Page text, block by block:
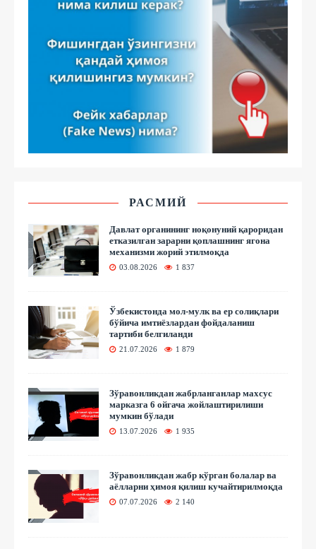
РАСМИЙ
Давлат органининг ноқонуний қароридан
етказилган зарарни қоплашнинг ягона
механизми жорий этилмоқда
03.08.2026 1 837
Ўзбекистонда мол-мулк ва ер солиқлари
бўйича имтиёзлардан фойдаланиш
тартиби белгиланди
21.07.2026 1 879
Зўравонликдан жабрланганлар махсус
марказга 6 ойгача жойлаштирилиши
мумкин бўлади
13.07.2026 1 935
Зўравонликдан жабр кўрган болалар ва
аёлларни ҳимоя қилиш кучайтирилмоқда
07.07.2026 2 140